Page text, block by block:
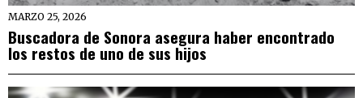
MARZO 25, 2026
Buscadora de Sonora asegura haber encontrado
los restos de uno de sus hijos